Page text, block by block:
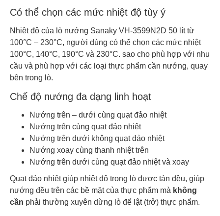
Có thể chọn các mức nhiệt độ tùy ý
Nhiệt độ của lò nướng Sanaky VH-3599N2D 50 lít từ
100°C – 230°C, người dùng có thể chọn các mức nhiệt
100°C, 140°C, 190°C và 230°C. sao cho phù hợp với nhu
cầu và phù hợp với các loại thực phẩm cần nướng, quay
bên trong lò.
Chế độ nướng đa dạng linh hoạt
Nướng trên – dưới cùng quạt đảo nhiệt
Nướng trên cùng quạt đảo nhiệt
Nướng trên dưới không quạt đảo nhiệt
Nướng xoay cùng thanh nhiệt trên
Nướng trên dưới cùng quạt đảo nhiệt và xoay
Quạt đảo nhiệt giúp nhiệt độ trong lò được tản đều, giúp
nướng đều trên các bề mặt của thực phẩm mà không
cần phải thường xuyên dừng lò để lật (trở) thực phẩm.